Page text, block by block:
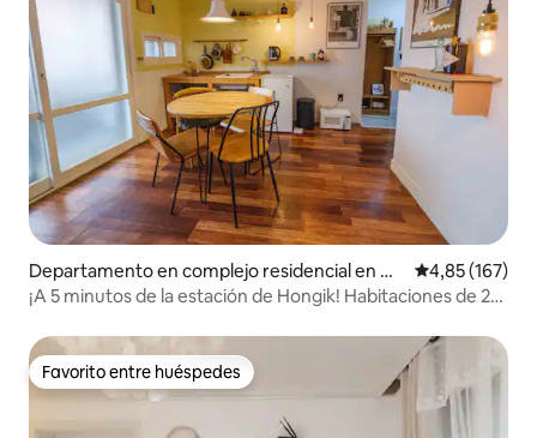
Departamento en complejo residencial en Ma
po-gu
Calificación
4,85 (167)
¡A 5 minutos de la estación de Hongik! Habitaciones de 2
Favorito entre huéspedes
Favorito entre huéspedes